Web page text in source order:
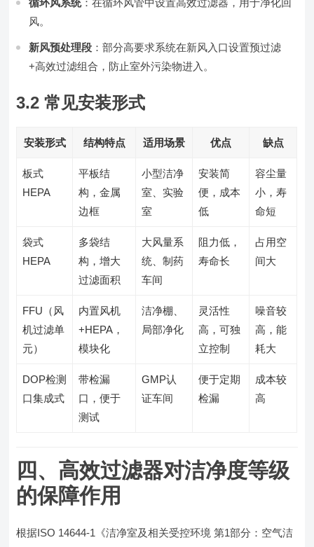
循环风系统：在循环风管中设置高效过滤器，用于净化回
风。
新风预处理段 ：部分高要求系统在新风入口设置预过滤
+高效过滤组合，防止室外污染物进入。
3.2 常见安装形式
安装形式 结构特点 适用场景 优点 缺点
板式
HEPA
平板结
构，金属
边框
小型洁净
室、实验
室
安装简
便，成本
低
容尘量
小，寿
命短
袋式
HEPA
多袋结
构，增大
过滤面积
大风量系
统、制药
车间
阻力低，
寿命长
占用空
间大
FFU（风
机过滤单
元）
内置风机
+HEPA，
模块化
洁净棚、
局部净化
灵活性
高，可独
立控制
噪音较
高，能
耗大
DOP检测
口集成式
带检漏
口，便于
测试
GMP认
证车间
便于定期
检漏
成本较
高
四、高效过滤器对洁净度等级
的保障作用
根据ISO 14644-1《洁净室及相关受控环境 第1部分：空气洁